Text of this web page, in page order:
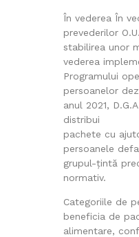
În vederea În
prevederilor
stabilirea unor
vederea
Programului
persoanelor
anul 2021,
distribui
pachete cu
persoanele
grupul-țintă
normativ.
Categoriile de
beneficia de
alimentare,